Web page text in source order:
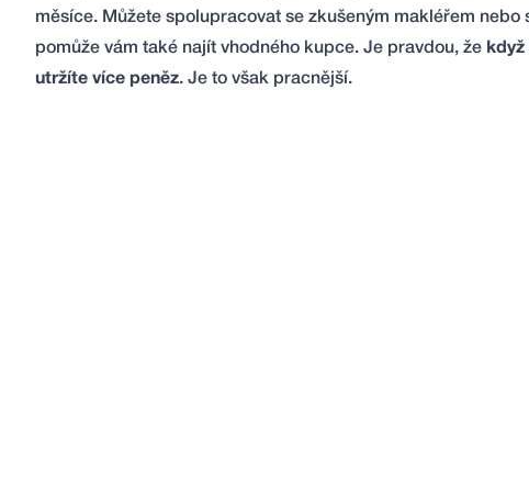
měsíce. Můžete spolupracovat se zkušeným makléřem
pomůže vám také najít vhodného kupce. Je pravdou, že
utržíte více peněz. Je to však pracnější.